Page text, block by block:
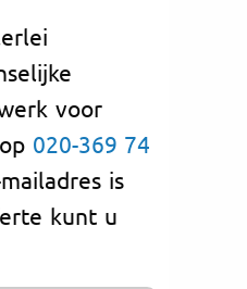
voor
020-369 74
is
kunt u